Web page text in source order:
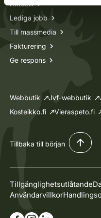
Aktuellt
Lediga jobb
Till massmedia
Fakturering
Ge respons
Webbutik Jvf-webbutik
Kosteikko.fi
Vieraspeto.fi
Tillbaka till början
Tillgänglighetsutlåtande
Användarvillkor